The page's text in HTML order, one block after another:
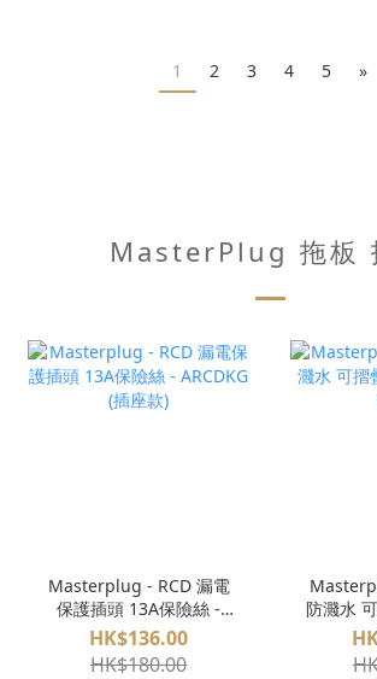
1 2 3 4 5 »
MasterPlug 拖板
Masterplug - RCD 漏電
保護插頭 13A保險絲 -
ARCDKG (插座款)
HK$136.00
HK$180.00
防濺水